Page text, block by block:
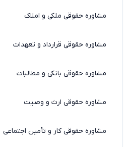
مشاوره حقوقی ملکی و املاک
مشاوره حقوقی قرارداد و تعهدات
مشاوره حقوقی بانکی و مطالبات
مشاوره حقوقی ارث و وصیت
مشاوره حقوقی کار و تأمین اجتماعی